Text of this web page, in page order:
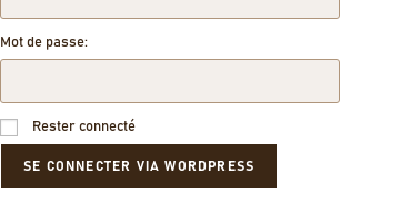
Mot de passe:
Rester connecté